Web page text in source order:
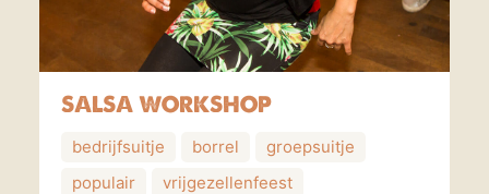
SALSA WORKSHOP
bedrijfsuitje borrel
groepsuitje
populair
vrijgezellenfeest